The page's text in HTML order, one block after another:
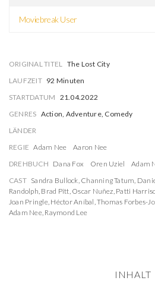
Moviebreak User
ORIGINAL TITEL
The Lost City
LAUFZEIT 92 Minuten
STARTDATUM 21.04.2022
GENRES Action, Adventure, Comedy
LÄNDER
REGIE Adam Nee
Aaron Nee
DREHBUCH Dana Fox Oren Uziel
Adam
CAST Sandra Bullock Channing Tatum
Randolph Brad Pitt Oscar Nuñez Patti
Joan Pringle, Héctor Aníbal Thomas Forbes-
Adam Nee, Raymond Lee
INHALT